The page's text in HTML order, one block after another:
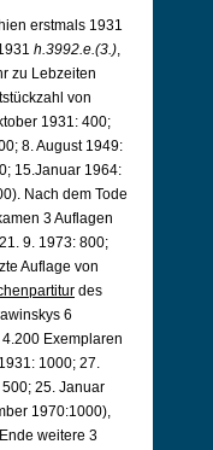
erstmals 1931
h.3992.e.(3.),
zu Lebzeiten
von
1931: 400;
8. August 1949:
15.Januar 1964:
Nach dem Tode
3 Auflagen
9. 1973: 800;
Auflage von
des
6
Exemplaren
1000; 27.
25. Januar
1970:1000),
weitere 3